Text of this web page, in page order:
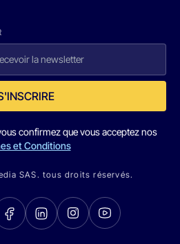
confirmez que vous acceptez nos
et Conditions
SAS. tous droits réservés.